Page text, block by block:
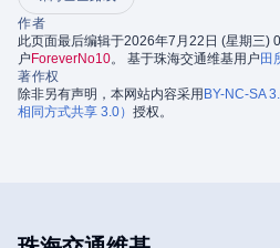
作者
此页面最后编辑于2026年7月22日 (星期三)
户 ForeverNo10。 基于珠海交通维基用户 田
著作权
除非另有声明，本网站内容采用 BY-NC-SA
相同方式共享 3.0） 授权。